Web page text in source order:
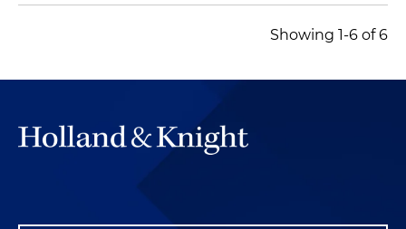
Showing 1-6 of 6